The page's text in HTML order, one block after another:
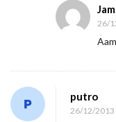
26/
putro
26/12/2013